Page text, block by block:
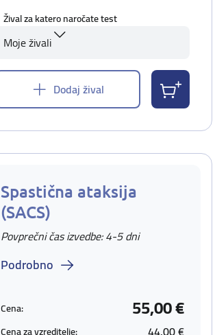
Žival za katero naročate test
Moje živali
Dodaj žival
Spastična ataksija
(SACS)
Povprečni čas izvedbe: 4-5 dni
Podrobno
Cena: 55,00 €
Cena za vzreditelje: